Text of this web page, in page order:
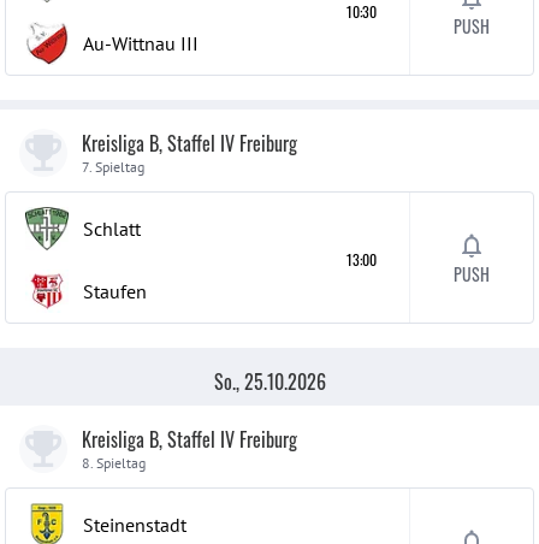
Au-Wittnau III
10:30
PUSH
Kreisliga B, Staffel IV Freiburg
7. Spieltag
Schlatt
Staufen
13:00
PUSH
So., 25.10.2026
Kreisliga B, Staffel IV Freiburg
8. Spieltag
Steinenstadt